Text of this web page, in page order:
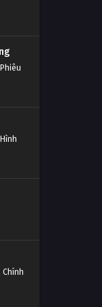
Phiêu
Hình
Chính